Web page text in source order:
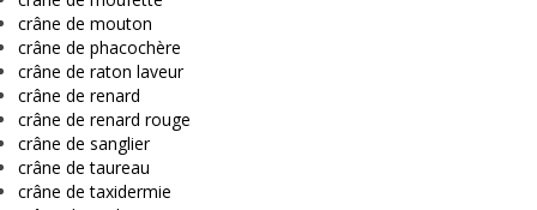
crâne de mouton
crâne de phacochère
crâne de raton laveur
crâne de renard
crâne de renard rouge
crâne de sanglier
crâne de taureau
crâne de taxidermie